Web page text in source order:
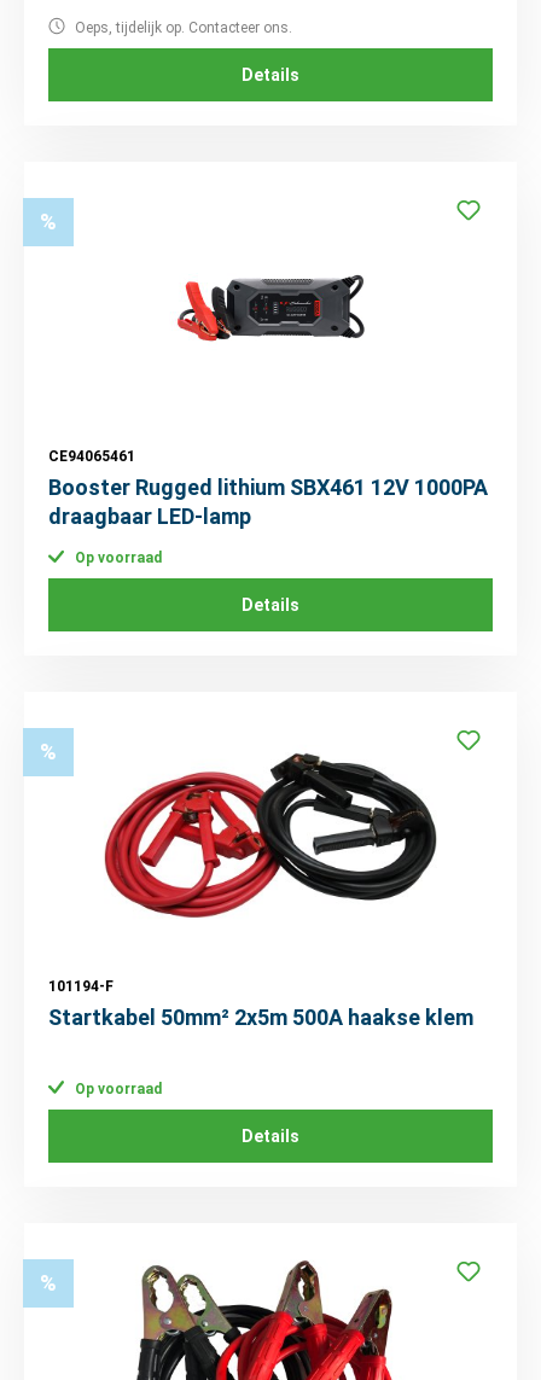
Oeps, tijdelijk op. Contacteer ons.
Details
%
CE94065461
Booster Rugged lithium SBX461 12V 1000PA
draagbaar LED-lamp
Op voorraad
Details
%
101194-F
Startkabel 50mm² 2x5m 500A haakse klem
Op voorraad
Details
%